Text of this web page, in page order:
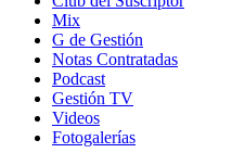
Mix
G de Gestión
Notas Contratadas
Podcast
Gestión TV
Videos
Fotogalerías